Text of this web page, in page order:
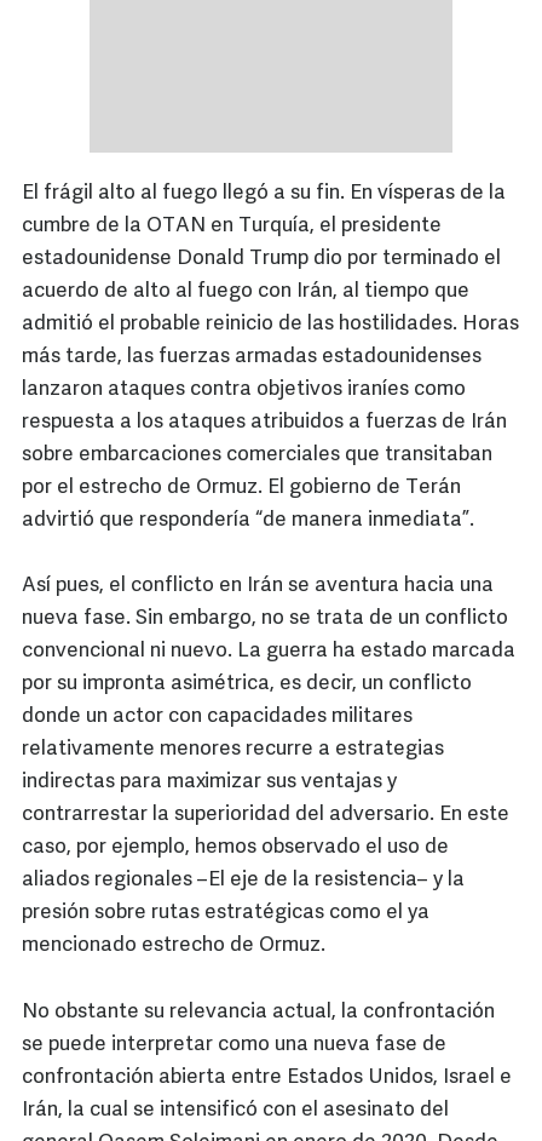
El frágil alto al fuego llegó a su fin. En vísperas de la
cumbre de la OTAN en Turquía, el presidente
estadounidense Donald Trump dio por terminado el
acuerdo de alto al fuego con Irán, al tiempo que
admitió el probable reinicio de las hostilidades. Horas
más tarde, las fuerzas armadas estadounidenses
lanzaron ataques contra objetivos iraníes como
respuesta a los ataques atribuidos a fuerzas de Irán
sobre embarcaciones comerciales que transitaban
por el estrecho de Ormuz. El gobierno de Terán
advirtió que respondería “de manera inmediata”.
Así pues, el conflicto en Irán se aventura hacia una
nueva fase. Sin embargo, no se trata de un conflicto
convencional ni nuevo. La guerra ha estado marcada
por su impronta asimétrica, es decir, un conflicto
donde un actor con capacidades militares
relativamente menores recurre a estrategias
indirectas para maximizar sus ventajas y
contrarrestar la superioridad del adversario. En este
caso, por ejemplo, hemos observado el uso de
aliados regionales –El eje de la resistencia– y la
presión sobre rutas estratégicas como el ya
mencionado estrecho de Ormuz.
No obstante su relevancia actual, la confrontación
se puede interpretar como una nueva fase de
confrontación abierta entre Estados Unidos, Israel e
Irán, la cual se intensificó con el asesinato del